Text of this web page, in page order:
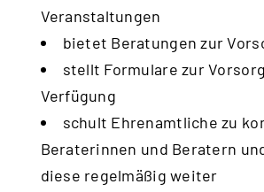
Veranstaltungen
bietet Beratungen zur
stellt Formulare zur
Verfügung
schult Ehrenamtliche zu
Beraterinnen und Beratern
diese regelmäßig weiter